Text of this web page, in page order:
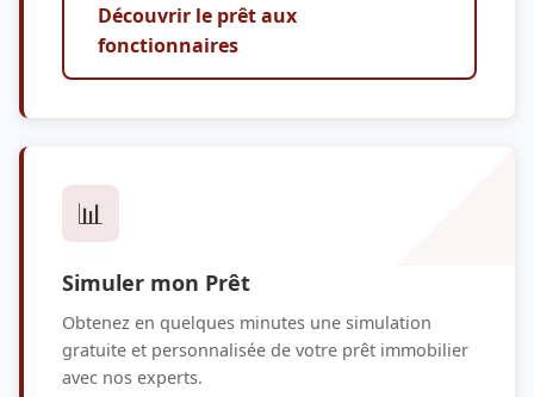
Découvrir le prêt aux
fonctionnaires
📊
Simuler mon Prêt
Obtenez en quelques minutes une simulation
gratuite et personnalisée de votre prêt immobilier
avec nos experts.